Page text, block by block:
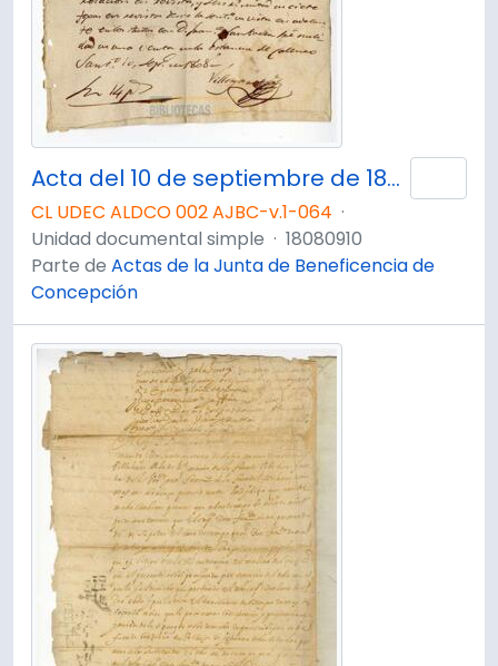
Acta del 10 de septiembre de 1808
CL UDEC ALDCO 002 AJBC-v.1-064 ·
Unidad documental simple · 18080910
Parte de Actas de la Junta de Beneficencia de
Concepción